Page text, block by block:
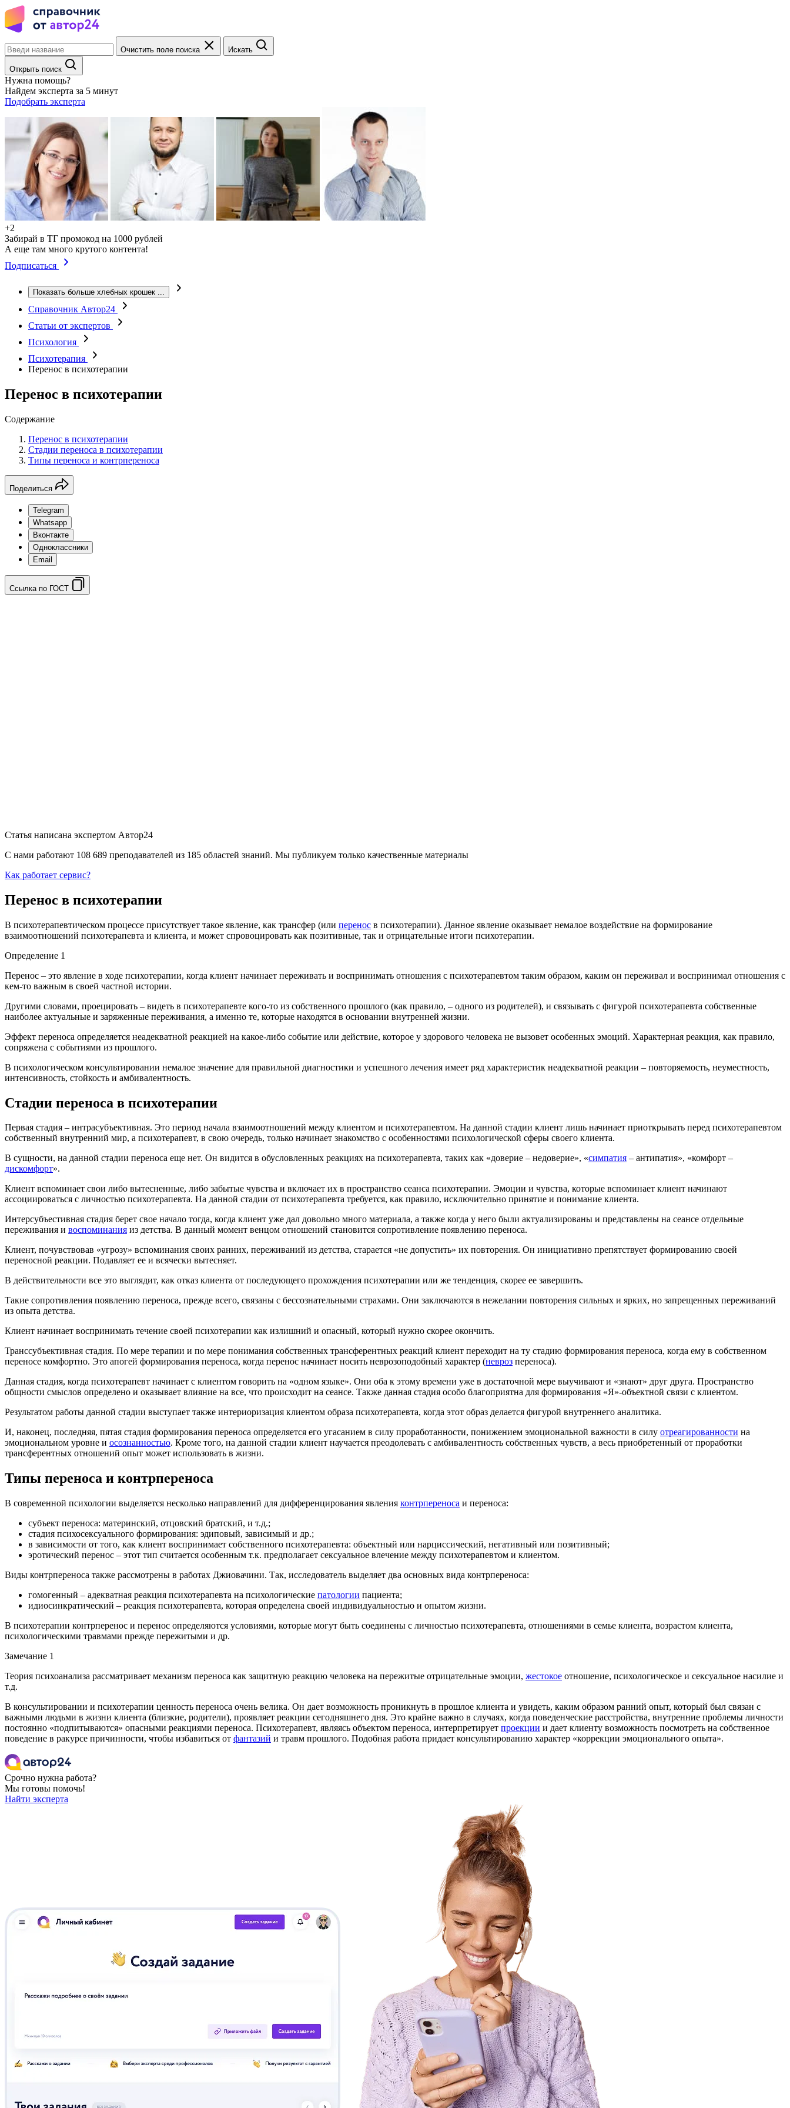
Очистить поле поиска Искать
Открыть поиск
Нужна помощь?
Найдем эксперта за 5 минут
Подобрать эксперта
+2
Забирай в ТГ промокод на 1000 рублей
А еще там много крутого контента!
Подписаться
Показать больше хлебных крошек ...
Справочник Автор24
Статьи от экспертов
Психология
Психотерапия
Перенос в психотерапии
Перенос в психотерапии
Содержание
Перенос в психотерапии
Стадии переноса в психотерапии
Типы переноса и контрпереноса
Поделиться
Telegram
Whatsapp
Вконтакте
Одноклассники
Email
Ссылка по ГОСТ
Статья написана экспертом Автор24
С нами работают 108 689 преподавателей из 185 областей знаний. Мы публикуем только качественные материалы
Как работает сервис?
Перенос в психотерапии
В психотерапевтическом процессе присутствует такое явление, как трансфер (или перенос в психотерапии). Данное явление оказывает немалое воздействие на формирование
взаимоотношений психотерапевта и клиента, и может спровоцировать как позитивные, так и отрицательные итоги психотерапии.
Определение 1
Перенос – это явление в ходе психотерапии, когда клиент начинает переживать и воспринимать отношения с психотерапевтом таким образом, каким он переживал и воспринимал отношения с
кем-то важным в своей частной истории.
Другими словами, проецировать – видеть в психотерапевте кого-то из собственного прошлого (как правило, ‒ одного из родителей), и связывать с фигурой психотерапевта собственные
наиболее актуальные и заряженные переживания, а именно те, которые находятся в основании внутренней жизни.
Эффект переноса определяется неадекватной реакцией на какое-либо событие или действие, которое у здорового человека не вызовет особенных эмоций. Характерная реакция, как правило,
сопряжена с событиями из прошлого.
В психологическом консультировании немалое значение для правильной диагностики и успешного лечения имеет ряд характеристик неадекватной реакции – повторяемость, неуместность,
интенсивность, стойкость и амбивалентность.
Стадии переноса в психотерапии
Первая стадия ‒ интрасубъективная. Это период начала взаимоотношений между клиентом и психотерапевтом. На данной стадии клиент лишь начинает приоткрывать перед психотерапевтом
собственный внутренний мир, а психотерапевт, в свою очередь, только начинает знакомство с особенностями психологической сферы своего клиента.
В сущности, на данной стадии переноса еще нет. Он видится в обусловленных реакциях на психотерапевта, таких как «доверие ‒ недоверие», «симпатия ‒ антипатия», «комфорт ‒
дискомфорт».
Клиент вспоминает свои либо вытесненные, либо забытые чувства и включает их в пространство сеанса психотерапии. Эмоции и чувства, которые вспоминает клиент начинают
ассоциироваться с личностью психотерапевта. На данной стадии от психотерапевта требуется, как правило, исключительно принятие и понимание клиента.
Интерсубъестивная стадия берет свое начало тогда, когда клиент уже дал довольно много материала, а также когда у него были актуализированы и представлены на сеансе отдельные
переживания и воспоминания из детства. В данный момент венцом отношений становится сопротивление появлению переноса.
Клиент, почувствовав «угрозу» вспоминания своих ранних, переживаний из детства, старается «не допустить» их повторения. Он инициативно препятствует формированию своей
переносной реакции. Подавляет ее и всячески вытесняет.
В действительности все это выглядит, как отказ клиента от последующего прохождения психотерапии или же тенденция, скорее ее завершить.
Такие сопротивления появлению переноса, прежде всего, связаны с бессознательными страхами. Они заключаются в нежелании повторения сильных и ярких, но запрещенных переживаний
из опыта детства.
Клиент начинает воспринимать течение своей психотерапии как излишний и опасный, который нужно скорее окончить.
Транссубъективная стадия. По мере терапии и по мере понимания собственных трансферентных реакций клиент переходит на ту стадию формирования переноса, когда ему в собственном
переносе комфортно. Это апогей формирования переноса, когда перенос начинает носить неврозоподобный характер (невроз переноса).
Данная стадия, когда психотерапевт начинает с клиентом говорить на «одном языке». Они оба к этому времени уже в достаточной мере выучивают и «знают» друг друга. Пространство
общности смыслов определено и оказывает влияние на все, что происходит на сеансе. Также данная стадия особо благоприятна для формирования «Я»-объектной связи с клиентом.
Результатом работы данной стадии выступает также интериоризация клиентом образа психотерапевта, когда этот образ делается фигурой внутреннего аналитика.
И, наконец, последняя, пятая стадия формирования переноса определяется его угасанием в силу проработанности, понижением эмоциональной важности в силу отреагированности на
эмоциональном уровне и осознанностью. Кроме того, на данной стадии клиент научается преодолевать с амбивалентность собственных чувств, а весь приобретенный от проработки
трансферентных отношений опыт может использовать в жизни.
Типы переноса и контрпереноса
В современной психологии выделяется несколько направлений для дифференцирования явления контрпереноса и переноса:
субъект переноса: материнский, отцовский братский, и т.д.;
стадия психосексуального формирования: эдиповый, зависимый и др.;
в зависимости от того, как клиент воспринимает собственного психотерапевта: объектный или нарциссический, негативный или позитивный;
эротический перенос – этот тип считается особенным т.к. предполагает сексуальное влечение между психотерапевтом и клиентом.
Виды контрпереноса также рассмотрены в работах Джиовачини. Так, исследователь выделяет два основных вида контрпереноса:
гомогенный – адекватная реакция психотерапевта на психологические патологии пациента;
идиосинкратический – реакция психотерапевта, которая определена своей индивидуальностью и опытом жизни.
В психотерапии контрперенос и перенос определяются условиями, которые могут быть соединены с личностью психотерапевта, отношениями в семье клиента, возрастом клиента,
психологическими травмами прежде пережитыми и др.
Замечание 1
Теория психоанализа рассматривает механизм переноса как защитную реакцию человека на пережитые отрицательные эмоции, жестокое отношение, психологическое и сексуальное насилие и
т.д.
В консультировании и психотерапии ценность переноса очень велика. Он дает возможность проникнуть в прошлое клиента и увидеть, каким образом ранний опыт, который был связан с
важными людьми в жизни клиента (близкие, родители), проявляет реакции сегодняшнего дня. Это крайне важно в случаях, когда поведенческие расстройства, внутренние проблемы личности
постоянно «подпитываются» опасными реакциями переноса. Психотерапевт, являясь объектом переноса, интерпретирует проекции и дает клиенту возможность посмотреть на собственное
поведение в ракурсе причинности, чтобы избавиться от фантазий и травм прошлого. Подобная работа придает консультированию характер «коррекции эмоционального опыта».
Срочно нужна работа?
Мы готовы помочь!
Найти эксперта